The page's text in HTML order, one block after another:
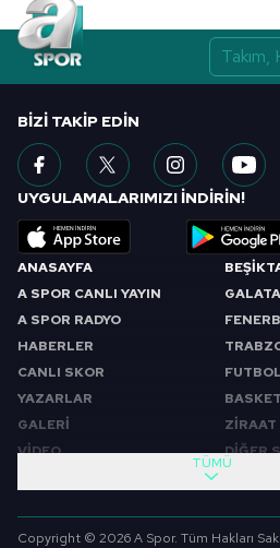
ANASAYFA
A SPOR CANLI YAYIN
A SPOR RADYO
HABERLER
CANLI SKOR
YAZARLAR
GALERİ
VİDEO
FUTBOL
ZİRAAT
DİĞER
SABAH SPORU
FUTBOL
TÜMÜ
BIZI TAKIP EDIN
UYGULAMALARIMIZI İNDİRİN!
Copyright © 2026 A Spor. Tüm Hakları